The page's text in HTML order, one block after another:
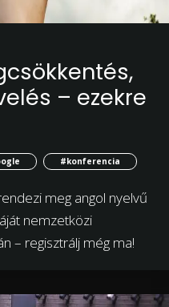
– ezekre
#konferencia
meg angol nyelvű
nemzetközi
– regisztrálj még ma!